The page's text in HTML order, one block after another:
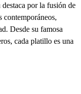
por la fusión de
contemporáneos,
Desde su famosa
cada platillo es una